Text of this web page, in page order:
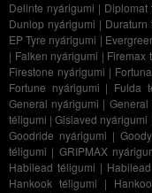
Delinte nyárigumi | Diplomat
Dunlop nyárigumi | Duraturn
EP Tyre nyárigumi |
| Falken nyárigumi | Firemax
Firestone nyárigumi |
Fortune nyárigumi | Fulda
General nyárigumi | General
téligumi |Gislaved nyárigumi
Goodride nyárigumi |
téligumi | GRIPMAX
Habilead téligumi |
Hankook téligumi |